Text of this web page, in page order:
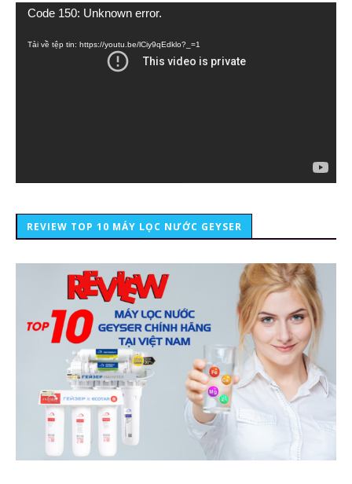
Trình
Code 150: Unknown error.
Tải về tệp tin: https://youtu.be/lCiy9qEdklo?_=1
REVIEW TOP 10 MÁY LỌC NƯỚC GEYSER